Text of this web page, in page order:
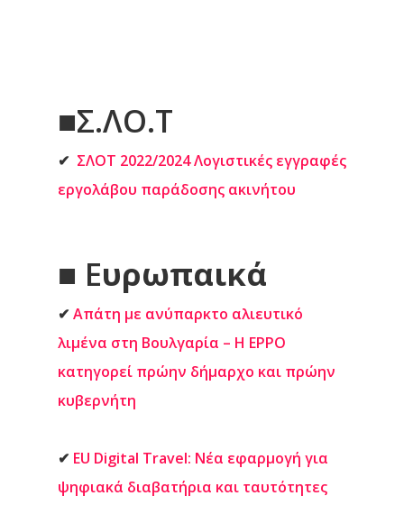
■Σ.ΛΟ.Τ
✔ ΣΛΟΤ 2022/2024 Λογιστικές εγγραφές
εργολάβου παράδοσης ακινήτου
■ Ευρωπαικά
✔ Απάτη με ανύπαρκτο αλιευτικό
λιμένα στη Βουλγαρία – Η EPPO
κατηγορεί πρώην δήμαρχο και πρώην
κυβερνήτη
✔ EU Digital Travel: Νέα εφαρμογή για
ψηφιακά διαβατήρια και ταυτότητες